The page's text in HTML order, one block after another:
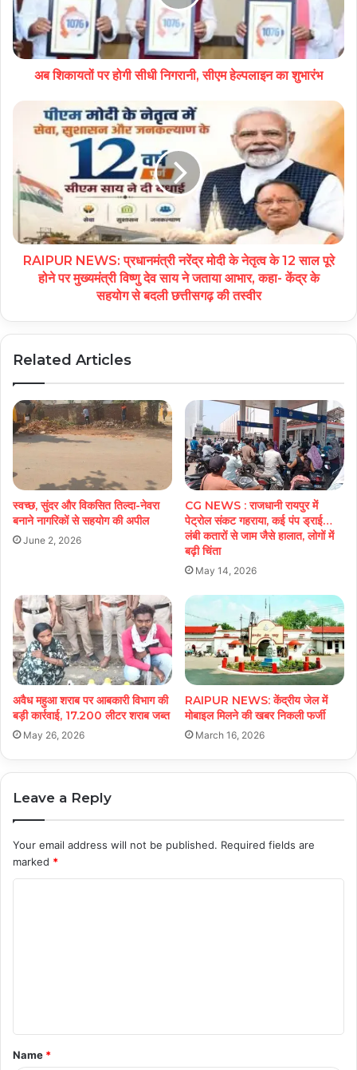
अब शिकायतों पर होगी सीधी निगरानी, सीएम हेल्पलाइन का शुभारंभ
RAIPUR NEWS: प्रधानमंत्री नरेंद्र मोदी के नेतृत्व के 12 साल पूरे
होने पर मुख्यमंत्री विष्णु देव साय ने जताया आभार, कहा- केंद्र के
सहयोग से बदली छत्तीसगढ़ की तस्वीर
Related Articles
स्वच्छ, सुंदर और विकसित तिल्दा-नेवरा
बनाने नागरिकों से सहयोग की अपील
June 2, 2026
CG NEWS : राजधानी रायपुर में
पेट्रोल संकट गहराया, कई पंप ड्राई…
लंबी कतारों से जाम जैसे हालात, लोगों में
बढ़ी चिंता
May 14, 2026
अवैध महुआ शराब पर आबकारी विभाग की
बड़ी कार्रवाई, 17.200 लीटर शराब जब्त
May 26, 2026
RAIPUR NEWS: केंद्रीय जेल में
मोबाइल मिलने की खबर निकली फर्जी
March 16, 2026
Leave a Reply
Your email address will not be published. Required fields are
marked *
t
*
Name *